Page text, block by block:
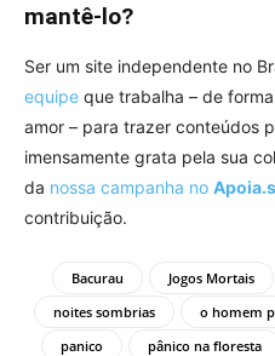
mantê-lo?
Ser um site independente no
equipe que trabalha – de
amor – para trazer conteúdos
imensamente grata pela sua
da nossa campanha no
contribuição.
Bacurau Jogos Mortais
noites sombrias
o homem
panico
pânico na floresta